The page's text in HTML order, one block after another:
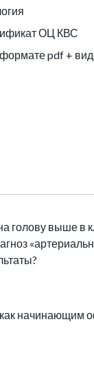
ОЦ КВС
pdf +
голову выше